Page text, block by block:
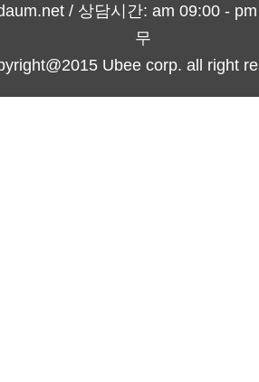
/ 상담시간: am 09:00 -
무
Ubee corp. all right